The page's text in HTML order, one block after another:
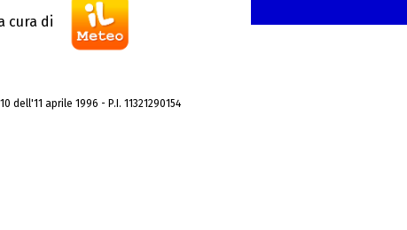
cura di
aprile 1996 - P.I. 11321290154